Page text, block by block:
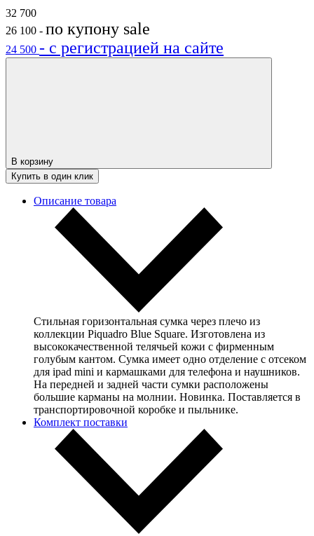
32 700
26 100 - по купону sale
24 500 - с регистрацией на сайте
В корзину
Купить в один клик
Описание товара
Стильная горизонтальная сумка через плечо из
коллекции Piquadro Blue Square. Изготовлена из
высококачественной телячьей кожи с фирменным
голубым кантом. Сумка имеет одно отделение с отсеком
для ipad mini и кармашками для телефона и наушников.
На передней и задней части сумки расположены
большие карманы на молнии. Новинка. Поставляется в
транспортировочной коробке и пыльнике.
Комплект поставки